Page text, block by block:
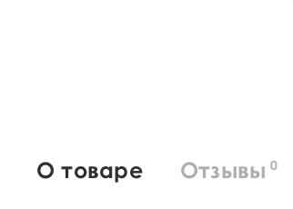
О товаре Отзывы 0